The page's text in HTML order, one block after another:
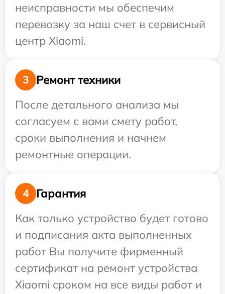
неисправности мы обеспечим
перевозку за наш счет в сервисный
центр Xiaomi.
3
Ремонт техники
После детального анализа мы
согласуем с вами смету работ,
сроки выполнения и начнем
ремонтные операции.
4
Гарантия
Как только устройство будет готово
и подписания акта выполненных
работ Вы получите фирменный
сертификат на ремонт устройства
Xiaomi сроком на все виды работ и